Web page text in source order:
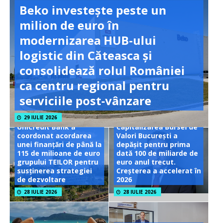
Beko investește peste un
milion de euro în
modernizarea HUB-ului
logistic din Căteasca și
consolidează rolul României
ca centru regional pentru
serviciile post-vânzare
29 IULIE 2026
UniCredit Bank a
coordonat acordarea
unei finanțări de până la
115 de milioane de euro
grupului TEILOR pentru
susținerea strategiei
de dezvoltare
28 IULIE 2026
Capitalizarea Bursei de
Valori București a
depășit pentru prima
dată 100 de miliarde de
euro anul trecut.
Creșterea a accelerat în
2026
28 IULIE 2026